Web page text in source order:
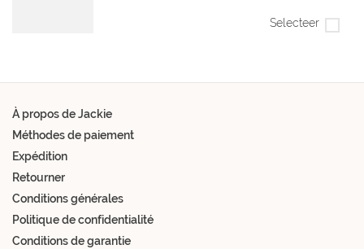
Selecteer
À propos de Jackie
Méthodes de paiement
Expédition
Retourner
Conditions générales
Politique de confidentialité
Conditions de garantie